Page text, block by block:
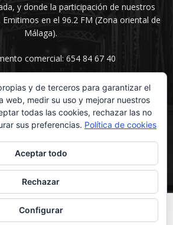
y donde la participación de nuestros
en el 96.2 FM (Zona oriental de
Málaga).
comercial: 654 84 67 40
SÍGUENOS
de Marketing en Vélez-Málaga 2026
La voz del sentimiento Contacta
y de terceros para garantizar el
web, medir su uso y mejorar nuestros
todas las cookies, rechazar las no
sus preferencias. Política de cookies
Aceptar todo
Rechazar
Configurar